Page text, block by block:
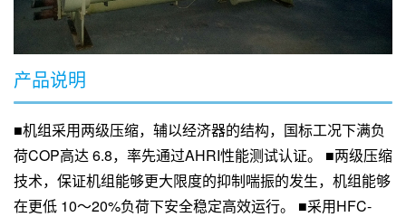
产品说明
■机组采用两级压缩，辅以经济器的结构，国标工况下满负
荷COP高达 6.8，率先通过AHRI性能测试认证。 ■两级压缩
技术，保证机组能够更大限度的抑制喘振的发生，机组能够
在更低 10～20%负荷下安全稳定高效运行。 ■采用HFC-